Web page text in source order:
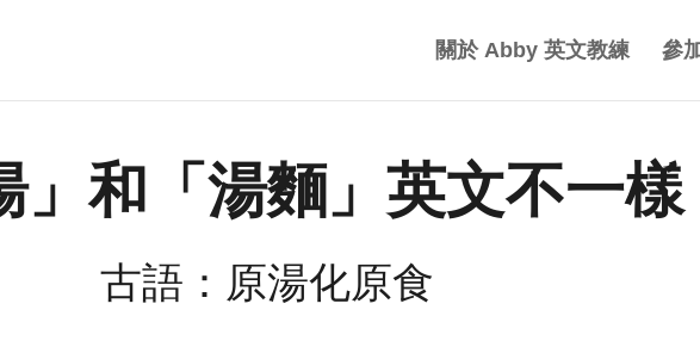
關於 Abby 英文教練 參
」和「湯麵」英文不一樣
古語：原湯化原食